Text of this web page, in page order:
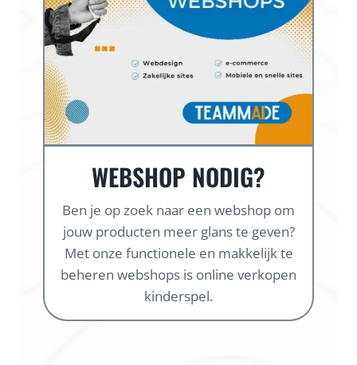
WEBSHOP NODIG?
Ben je op zoek naar een webshop om
jouw producten meer glans te geven?
Met onze functionele en makkelijk te
beheren webshops is online verkopen
kinderspel.